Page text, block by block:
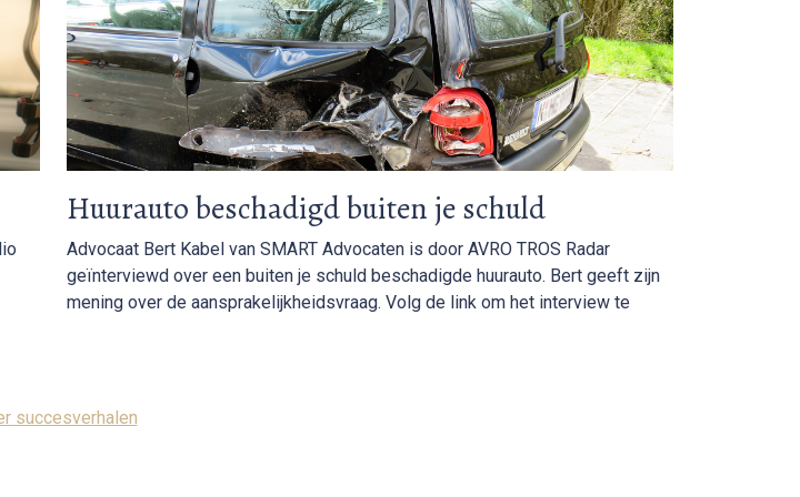
Huurauto beschadigd buiten je schuld
Advocaat Bert Kabel van SMART Advocaten is door AVRO TROS Radar
geïnterviewd over een buiten je schuld beschadigde huurauto. Bert geeft zijn
mening over de aansprakelijkheidsvraag. Volg de link om het interview te
succesverhalen